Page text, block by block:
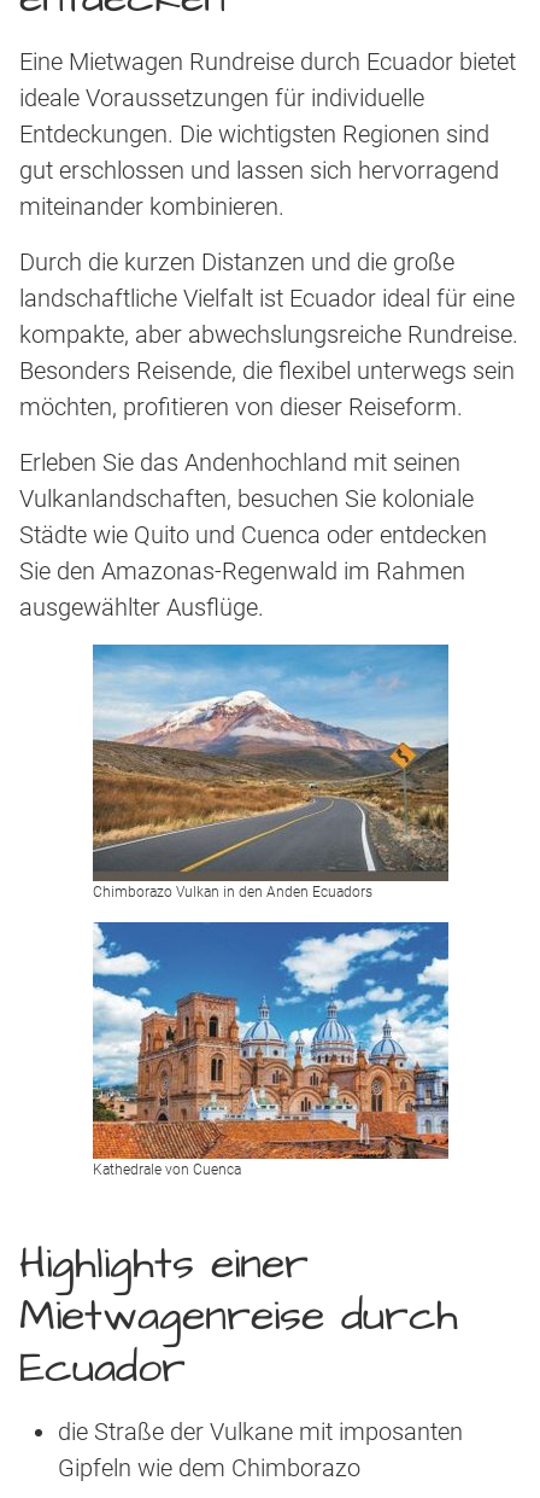
Eine Mietwagen Rundreise durch Ecuador bietet
ideale Voraussetzungen für individuelle
Entdeckungen. Die wichtigsten Regionen sind
gut erschlossen und lassen sich hervorragend
miteinander kombinieren.
Durch die kurzen Distanzen und die große
landschaftliche Vielfalt ist Ecuador ideal für eine
kompakte, aber abwechslungsreiche Rundreise.
Besonders Reisende, die flexibel unterwegs sein
möchten, profitieren von dieser Reiseform.
Erleben Sie das Andenhochland mit seinen
Vulkanlandschaften, besuchen Sie koloniale
Städte wie Quito und Cuenca oder entdecken
Sie den Amazonas-Regenwald im Rahmen
ausgewählter Ausflüge.
Chimborazo Vulkan in den Anden Ecuadors
Kathedrale von Cuenca
Highlights einer
Mietwagenreise durch
Ecuador
die Straße der Vulkane mit imposanten
Gipfeln wie dem Chimborazo